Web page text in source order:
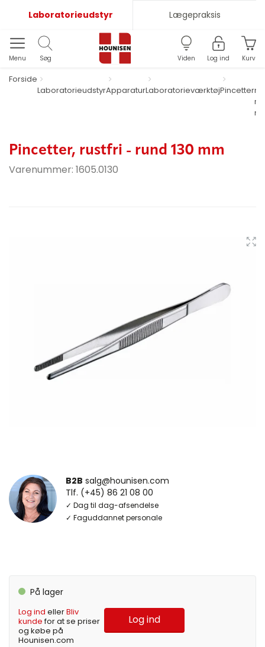
Laboratorieudstyr Lægepraksis
Menu Søg Viden Log ind Kurv
Forside
LaboratorieudstyrApparaturLaboratorieværktøjPincetter
Pincetter, rustfri - rund 130 mm
Varenummer: 1605.0130
B2B salg@hounisen.com
Tlf. (+45) 86 21 08 00
✓ Dag til dag-afsendelse
✓ Faguddannet personale
På lager
Log ind ellerBliv
kundefor at se priser
og købe på
Hounisen.com
Log ind